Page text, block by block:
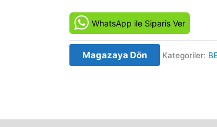
Le
feu
sous
la
BETA
WhatsApp ile Siparis Ver
Magazaya Dön Kategoriler: